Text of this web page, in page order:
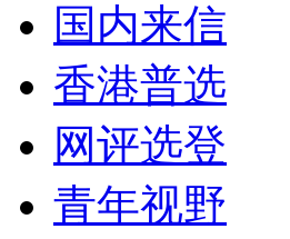
国内来信
香港普选
网评选登
青年视野